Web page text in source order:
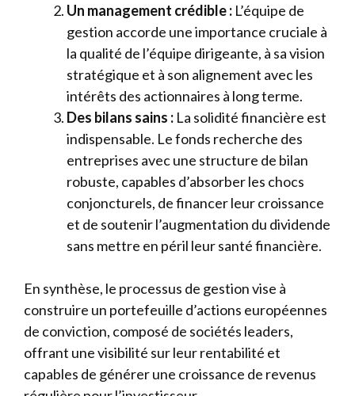
Un management crédible : L’équipe de
gestion accorde une importance cruciale à
la qualité de l’équipe dirigeante, à sa vision
stratégique et à son alignement avec les
intérêts des actionnaires à long terme.
Des bilans sains : La solidité financière est
indispensable. Le fonds recherche des
entreprises avec une structure de bilan
robuste, capables d’absorber les chocs
conjoncturels, de financer leur croissance
et de soutenir l’augmentation du dividende
sans mettre en péril leur santé financière.
En synthèse, le processus de gestion vise à
construire un portefeuille d’actions européennes
de conviction, composé de sociétés leaders,
offrant une visibilité sur leur rentabilité et
capables de générer une croissance de revenus